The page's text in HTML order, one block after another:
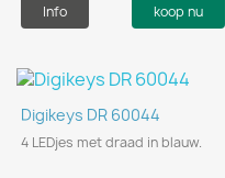
Info koop nu
Digikeys DR 60044
4 LEDjes met draad in blauw.